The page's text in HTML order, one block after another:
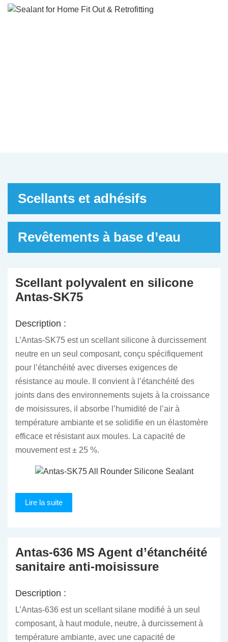
Scellant polyvalent en silicone
Antas-SK75
Description :
L’Antas-SK75 est un scellant silicone à durcissement
neutre en un seul composant, conçu spécifiquement
pour l’étanchéité avec diverses exigences de
résistance au moule. Il convient à l’étanchéité des
joints dans des environnements sujets à la croissance
de moisissures, il absorbe l’humidité de l’air à
température ambiante et se solidifie en un élastomère
efficace et résistant aux moules. La capacité de
mouvement est ± 25 %.
Lire la suite
Antas-636 MS Agent d’étanchéité
sanitaire anti-moisissure
Description :
L’Antas-636 est un scellant silane modifié à un seul
composant, à haut module, neutre, à durcissement à
température ambiante, avec une capacité de
Scellants et adhésifs
Revêtements à base d’eau